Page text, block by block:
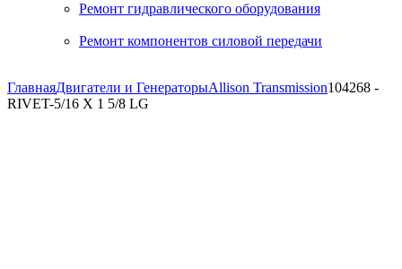
Ремонт гидравлического оборудования
Ремонт компонентов силовой передачи
ГлавнаяДвигатели и ГенераторыAllison Transmission104268 -
RIVET-5/16 X 1 5/8 LG